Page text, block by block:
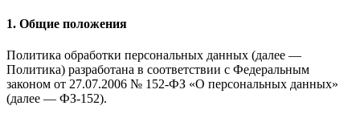
1. Общие положения
Политика обработки персональных данных (далее —
Политика) разработана в соответствии с Федеральным
законом от 27.07.2006 № 152-ФЗ «О персональных данных»
(далее — ФЗ-152).